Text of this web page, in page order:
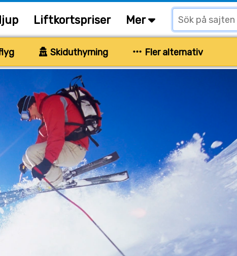
Liftkortspriser Mer
Skiduthyrning Fler alternativ